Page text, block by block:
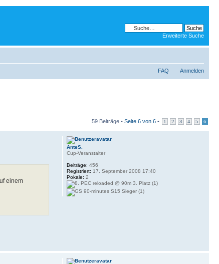
Erweiterte Suche
FAQ Anmelden
59 Beiträge • Seite 6 von 6 • 1 2 3 4 5 6
einem
AnteS.
Cup-Veranstalter
Beiträge: 456
Registriert: 17. September 2008 17:40
Pokale: 2